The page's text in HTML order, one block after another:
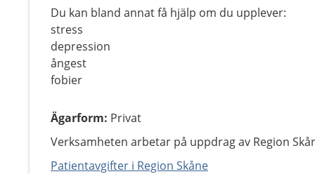
Du kan bland annat få hjälp om du upplever:
stress
depression
ångest
fobier
Ägarform: Privat
Verksamheten arbetar på uppdrag av Region
Patientavgifter i Region Skåne